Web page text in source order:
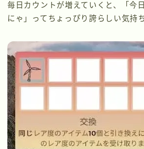
毎日カウントが増えていくと、「今
にゃ」ってちょっぴり誇らしい気持